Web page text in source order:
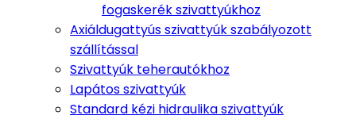
fogaskerék szivattyúkhoz
Axiáldugattyús szivattyúk szabályozott
szállítással
Szivattyúk teherautókhoz
Lapátos szivattyúk
Standard kézi hidraulika szivattyúk